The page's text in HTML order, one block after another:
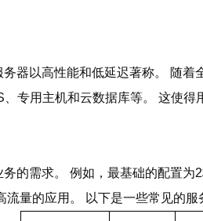
器以高性能和低延迟著称。 随
专用主机和云数据库等。 这使
的需求。 例如，最基础的配置
量的应用。 以下是一些常见的服